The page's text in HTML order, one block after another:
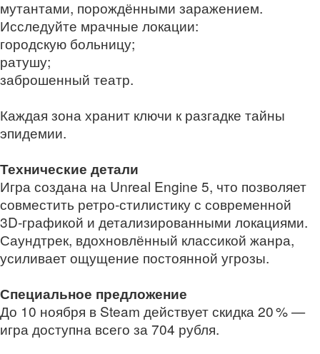
мутантами, порождёнными заражением.
Исследуйте мрачные локации:
городскую больницу;
ратушу;
заброшенный театр.
Каждая зона хранит ключи к разгадке тайны
эпидемии.
Технические детали
Игра создана на Unreal Engine 5, что позволяет
совместить ретро‑стилистику с современной
3D‑графикой и детализированными локациями.
Саундтрек, вдохновлённый классикой жанра,
усиливает ощущение постоянной угрозы.
Специальное предложение
До 10 ноября в Steam действует скидка 20 % —
игра доступна всего за 704 рубля.